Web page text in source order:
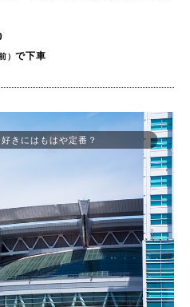
）で下車
きにはもはや定番？